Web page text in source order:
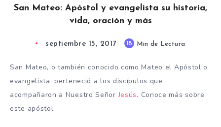
San Mateo: Apóstol y evangelista su historia,
vida, oración y más
septiembre 15, 2017 18 Min de Lectura
San Mateo, o también conocido como Mateo el Apóstol o
evangelista, perteneció a los discípulos que
acompañaron a Nuestro Señor Jesús. Conoce más sobre
este apóstol.